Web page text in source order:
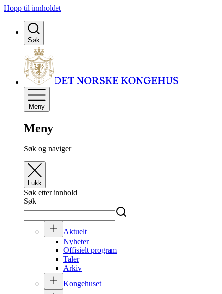
Hopp til innholdet
Søk
Meny
Meny
Søk og naviger
Lukk
Søk etter innhold
Søk
Aktuelt
Nyheter
Offisielt program
Taler
Arkiv
Kongehuset